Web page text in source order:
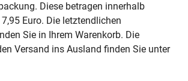
Diese betragen innerhalb
Euro. Die letztendlichen
Sie in Ihrem Warenkorb. Die
Versand ins Ausland ﬁnden Sie unter